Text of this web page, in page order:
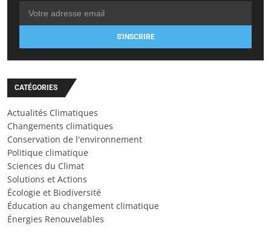
S'INSCRIRE
CATÉGORIES
Actualités Climatiques
Changements climatiques
Conservation de l'environnement
Politique climatique
Sciences du Climat
Solutions et Actions
Écologie et Biodiversité
Éducation au changement climatique
Énergies Renouvelables